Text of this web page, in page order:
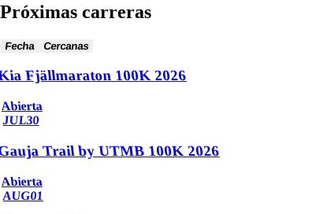
Próximas carreras
Fecha Cercanas
Fjällmaraton 100K 2026
Abierta
JUL30
Trail by UTMB 100K 2026
Abierta
AUG01